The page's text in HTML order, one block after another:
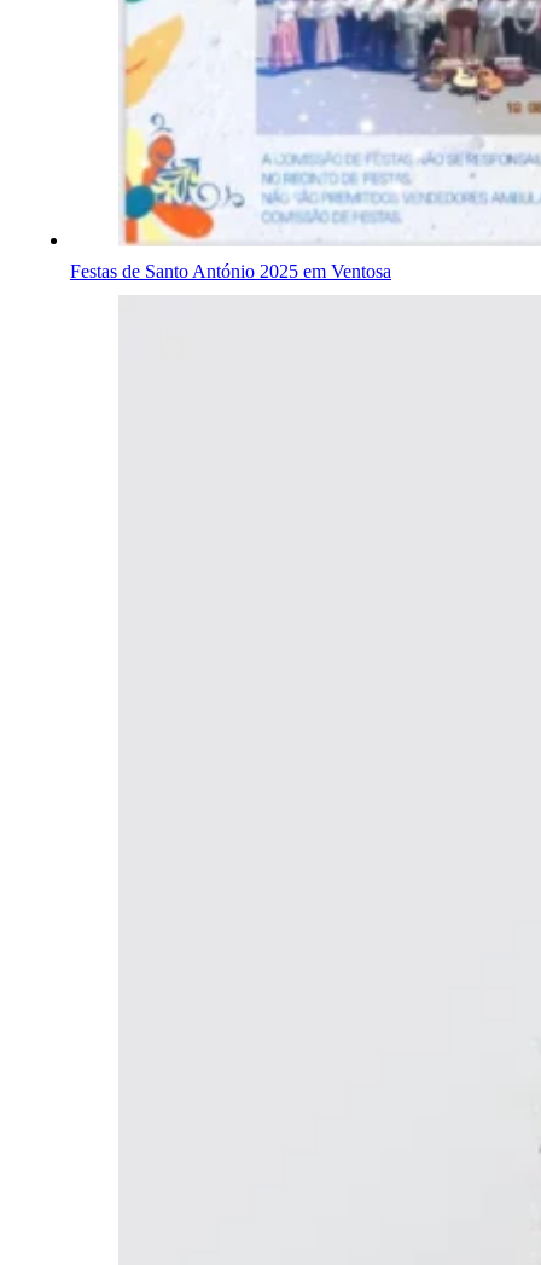
Festas de Santo António 2025 em Ventosa